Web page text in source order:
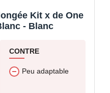
Kit x de One
- Blanc
CONTRE
Peu adaptable